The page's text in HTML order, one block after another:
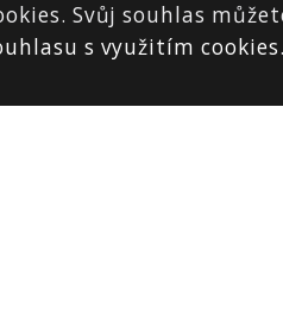
Svůj souhlas
s využitím cookies